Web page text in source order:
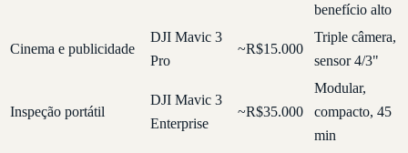
benefício alto
Cinema e publicidade
DJI Mavic 3
Pro
~R$15.000
Triple câmera,
sensor 4/3"
Inspeção portátil
DJI Mavic 3
Enterprise
~R$35.000
Modular,
compacto, 45
min